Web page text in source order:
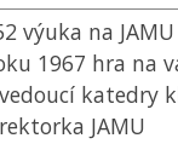
výuka na JAMU
1967 hra na
katedry
JAMU